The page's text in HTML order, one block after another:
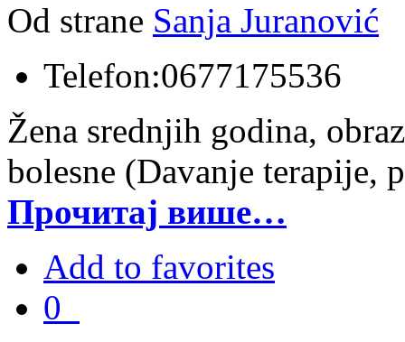
Od strane Sanja Juranović
Telefon:0677175536
Žena srednjih godina,
bolesne (Davanje terapije,
Прочитај више…
Add to favorites
0